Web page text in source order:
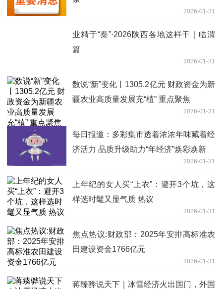
2026-01-31
业精于“秦”·2026陕西各地这样干｜临渭
篇
2026-01-31
数说“新”变化丨1305.2亿元 财政资金为新
疆农业高质量发展充“植” 重点聚焦
2026-01-31
每日报道：多彩集市透着浓浓年味藏着经
济活力 品质升级助力“年经济”焕彩焕新
2026-01-31
上年纪的女人买“上衣”：避开3个坑，这
样选时髦又显气质 热议
2026-01-31
焦点热议:财政部：2025年安排高标准农
田建设资金1766亿元
2026-01-31
蒋臻骅说天下｜冰雪经济火出国门，外国